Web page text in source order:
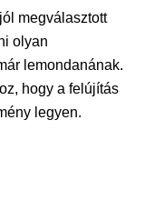
megválasztott
olyan
lemondanának.
hogy a felújítás
legyen.